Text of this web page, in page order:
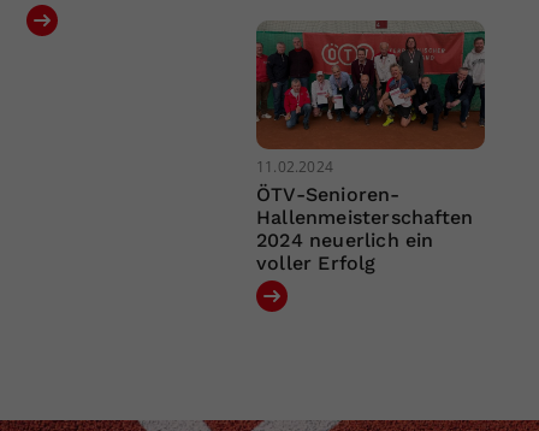
11.02.2024
ÖTV-Senioren-
Hallenmeisterschaften
2024 neuerlich ein
voller Erfolg